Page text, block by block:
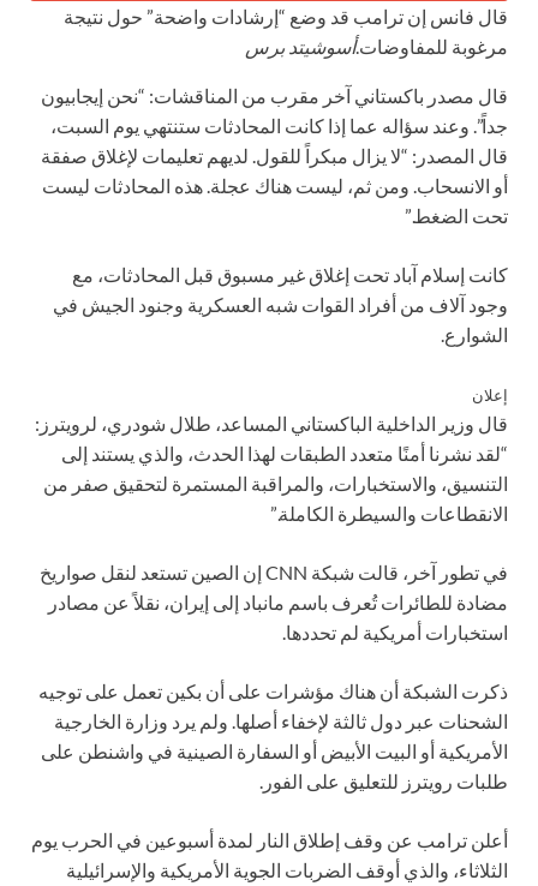
قال فانس إن ترامب قد وضع “إرشادات واضحة” حول نتيجة
مرغوبة للمفاوضات.أسوشيتد برس
قال مصدر باكستاني آخر مقرب من المناقشات: “نحن إيجابيون
جداً”. وعند سؤاله عما إذا كانت المحادثات ستنتهي يوم السبت،
قال المصدر: “لا يزال مبكراً للقول. لديهم تعليمات لإغلاق صفقة
أو الانسحاب. ومن ثم، ليست هناك عجلة. هذه المحادثات ليست
تحت الضغط.”
كانت إسلام آباد تحت إغلاق غير مسبوق قبل المحادثات، مع
وجود آلاف من أفراد القوات شبه العسكرية وجنود الجيش في
الشوارع.
إعلان
قال وزير الداخلية الباكستاني المساعد، طلال شودري، لرويترز:
“لقد نشرنا أمنًا متعدد الطبقات لهذا الحدث، والذي يستند إلى
التنسيق، والاستخبارات، والمراقبة المستمرة لتحقيق صفر من
الانقطاعات والسيطرة الكاملة.”
في تطور آخر، قالت شبكة CNN إن الصين تستعد لنقل صواريخ
مضادة للطائرات تُعرف باسم مانباد إلى إيران، نقلاً عن مصادر
استخبارات أمريكية لم تحددها.
ذكرت الشبكة أن هناك مؤشرات على أن بكين تعمل على توجيه
الشحنات عبر دول ثالثة لإخفاء أصلها. ولم يرد وزارة الخارجية
الأمريكية أو البيت الأبيض أو السفارة الصينية في واشنطن على
طلبات رويترز للتعليق على الفور.
أعلن ترامب عن وقف إطلاق النار لمدة أسبوعين في الحرب يوم
الثلاثاء، والذي أوقف الضربات الجوية الأمريكية والإسرائيلية